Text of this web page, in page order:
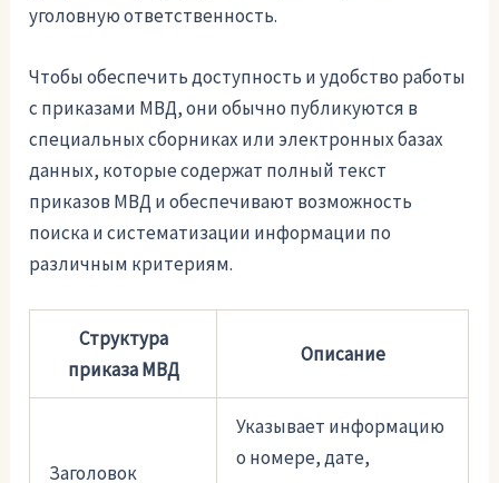
уголовную ответственность.
Чтобы обеспечить доступность и удобство работы
с приказами МВД, они обычно публикуются в
специальных сборниках или электронных базах
данных, которые содержат полный текст
приказов МВД и обеспечивают возможность
поиска и систематизации информации по
различным критериям.
Структура
приказа МВД
Описание
Заголовок
Указывает информацию
о номере, дате,